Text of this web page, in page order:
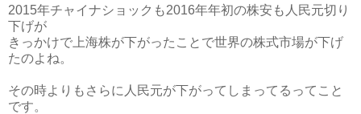
2015年チャイナショックも2016年年初の株安も人民元切り
下げが
きっかけで上海株が下がったことで世界の株式市場が下げ
たのよね。
その時よりもさらに人民元が下がってしまってるってこと
です。